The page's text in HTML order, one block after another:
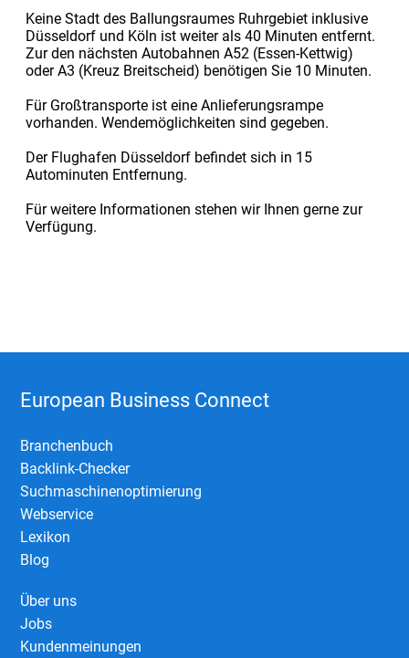
Keine Stadt des Ballungsraumes Ruhrgebiet inklusive
Düsseldorf und Köln ist weiter als 40 Minuten entfernt.
Zur den nächsten Autobahnen A52 (Essen-Kettwig)
oder A3 (Kreuz Breitscheid) benötigen Sie 10 Minuten.
Für Großtransporte ist eine Anlieferungsrampe
vorhanden. Wendemöglichkeiten sind gegeben.
Der Flughafen Düsseldorf befindet sich in 15
Autominuten Entfernung.
Für weitere Informationen stehen wir Ihnen gerne zur
Verfügung.
European Business Connect
Branchenbuch
Backlink-Checker
Suchmaschinenoptimierung
Webservice
Lexikon
Blog
Über uns
Jobs
Kundenmeinungen